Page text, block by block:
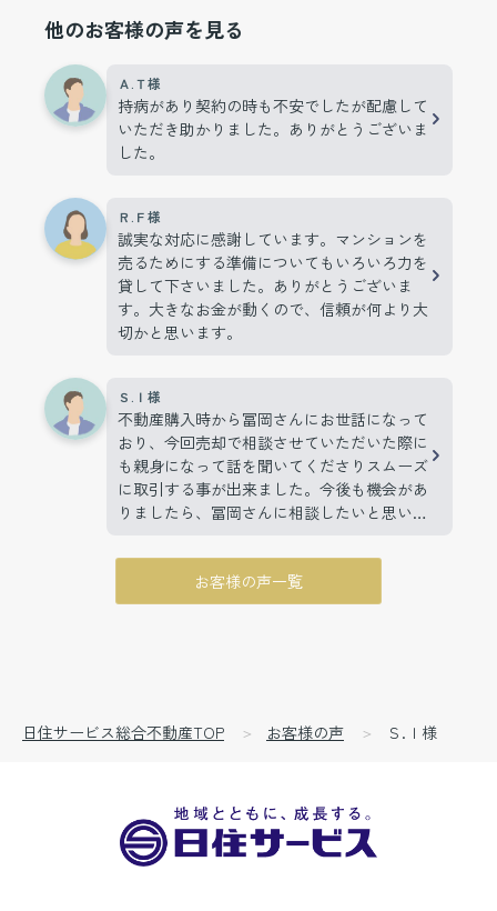
他のお客様の声を見る
Ａ.Ｔ様
持病があり契約の時も不安でしたが配慮して
いただき助かりました。ありがとうございま
した。
Ｒ.Ｆ様
誠実な対応に感謝しています。マンションを
売るためにする準備についてもいろいろ力を
貸して下さいました。ありがとうございま
す。大きなお金が動くので、信頼が何より大
切かと思います。
Ｓ.Ｉ様
不動産購入時から冨岡さんにお世話になって
おり、今回売却で相談させていただいた際に
も親身になって話を聞いてくださりスムーズ
に取引する事が出来ました。今後も機会があ
りましたら、冨岡さんに相談したいと思いま
お客様の声一覧
日住サービス総合不動産TOP お客様の声 Ｓ.Ｉ様